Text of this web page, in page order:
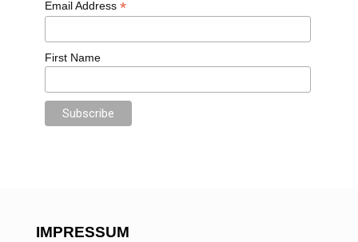
Email Address *
First Name
IMPRESSUM